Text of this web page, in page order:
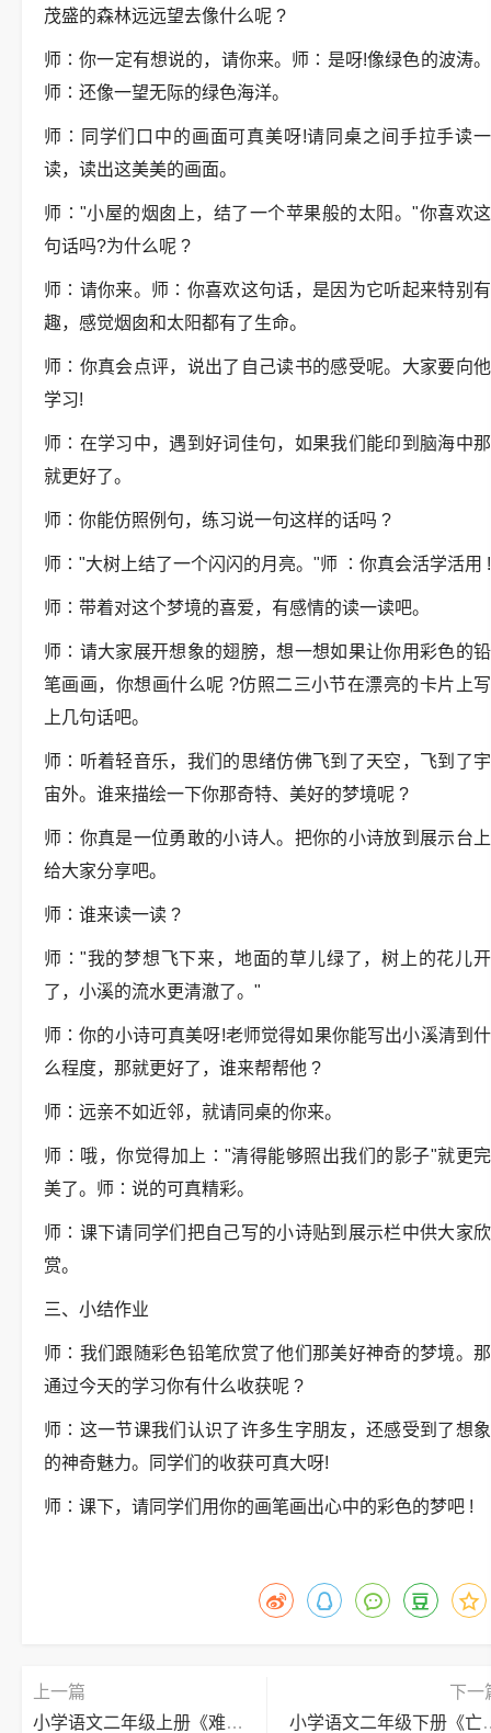
茂盛的森林远远望去像什么呢 ?
师∶你一定有想说的，请你来。师∶是呀!像绿色的波涛。
师∶还像一望无际的绿色海洋。
师∶同学们口中的画面可真美呀!请同桌之间手拉手读一
读，读出这美美的画面。
师∶"小屋的烟囱上，结了一个苹果般的太阳。"你喜欢这
句话吗?为什么呢 ?
师∶请你来。师∶你喜欢这句话，是因为它听起来特别有
趣，感觉烟囱和太阳都有了生命。
师∶你真会点评，说出了自己读书的感受呢。大家要向他
学习!
师∶在学习中，遇到好词佳句，如果我们能印到脑海中那
就更好了。
师∶你能仿照例句，练习说一句这样的话吗 ?
师∶"大树上结了一个闪闪的月亮。"师 ∶你真会活学活用 !
师∶带着对这个梦境的喜爱，有感情的读一读吧。
师∶请大家展开想象的翅膀，想一想如果让你用彩色的铅
笔画画，你想画什么呢 ?仿照二三小节在漂亮的卡片上写
上几句话吧。
师∶听着轻音乐，我们的思绪仿佛飞到了天空，飞到了宇
宙外。谁来描绘一下你那奇特、美好的梦境呢 ?
师∶你真是一位勇敢的小诗人。把你的小诗放到展示台上
给大家分享吧。
师∶谁来读一读 ?
师∶"我的梦想飞下来，地面的草儿绿了，树上的花儿开
了，小溪的流水更清澈了。"
师∶你的小诗可真美呀!老师觉得如果你能写出小溪清到什
么程度，那就更好了，谁来帮帮他 ?
师∶远亲不如近邻，就请同桌的你来。
师∶哦，你觉得加上∶"清得能够照出我们的影子"就更完
美了。师∶说的可真精彩。
师∶课下请同学们把自己写的小诗贴到展示栏中供大家欣
赏。
三、小结作业
师∶我们跟随彩色铅笔欣赏了他们那美好神奇的梦境。那
通过今天的学习你有什么收获呢 ?
师∶这一节课我们认识了许多生字朋友，还感受到了想象
的神奇魅力。同学们的收获可真大呀!
师∶课下，请同学们用你的画笔画出心中的彩色的梦吧 !
上一篇
小学语文二年级上册《难忘的泼水节》逐字稿
下一
小学语文